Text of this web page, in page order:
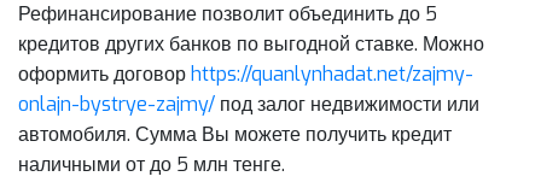
Рефинансирование позволит объединить до 5
кредитов других банков по выгодной ставке. Можно
оформить договор https://quanlynhadat.net/zajmy-
onlajn-bystrye-zajmy/ под залог недвижимости или
автомобиля. Сумма Вы можете получить кредит
наличными от до 5 млн тенге.